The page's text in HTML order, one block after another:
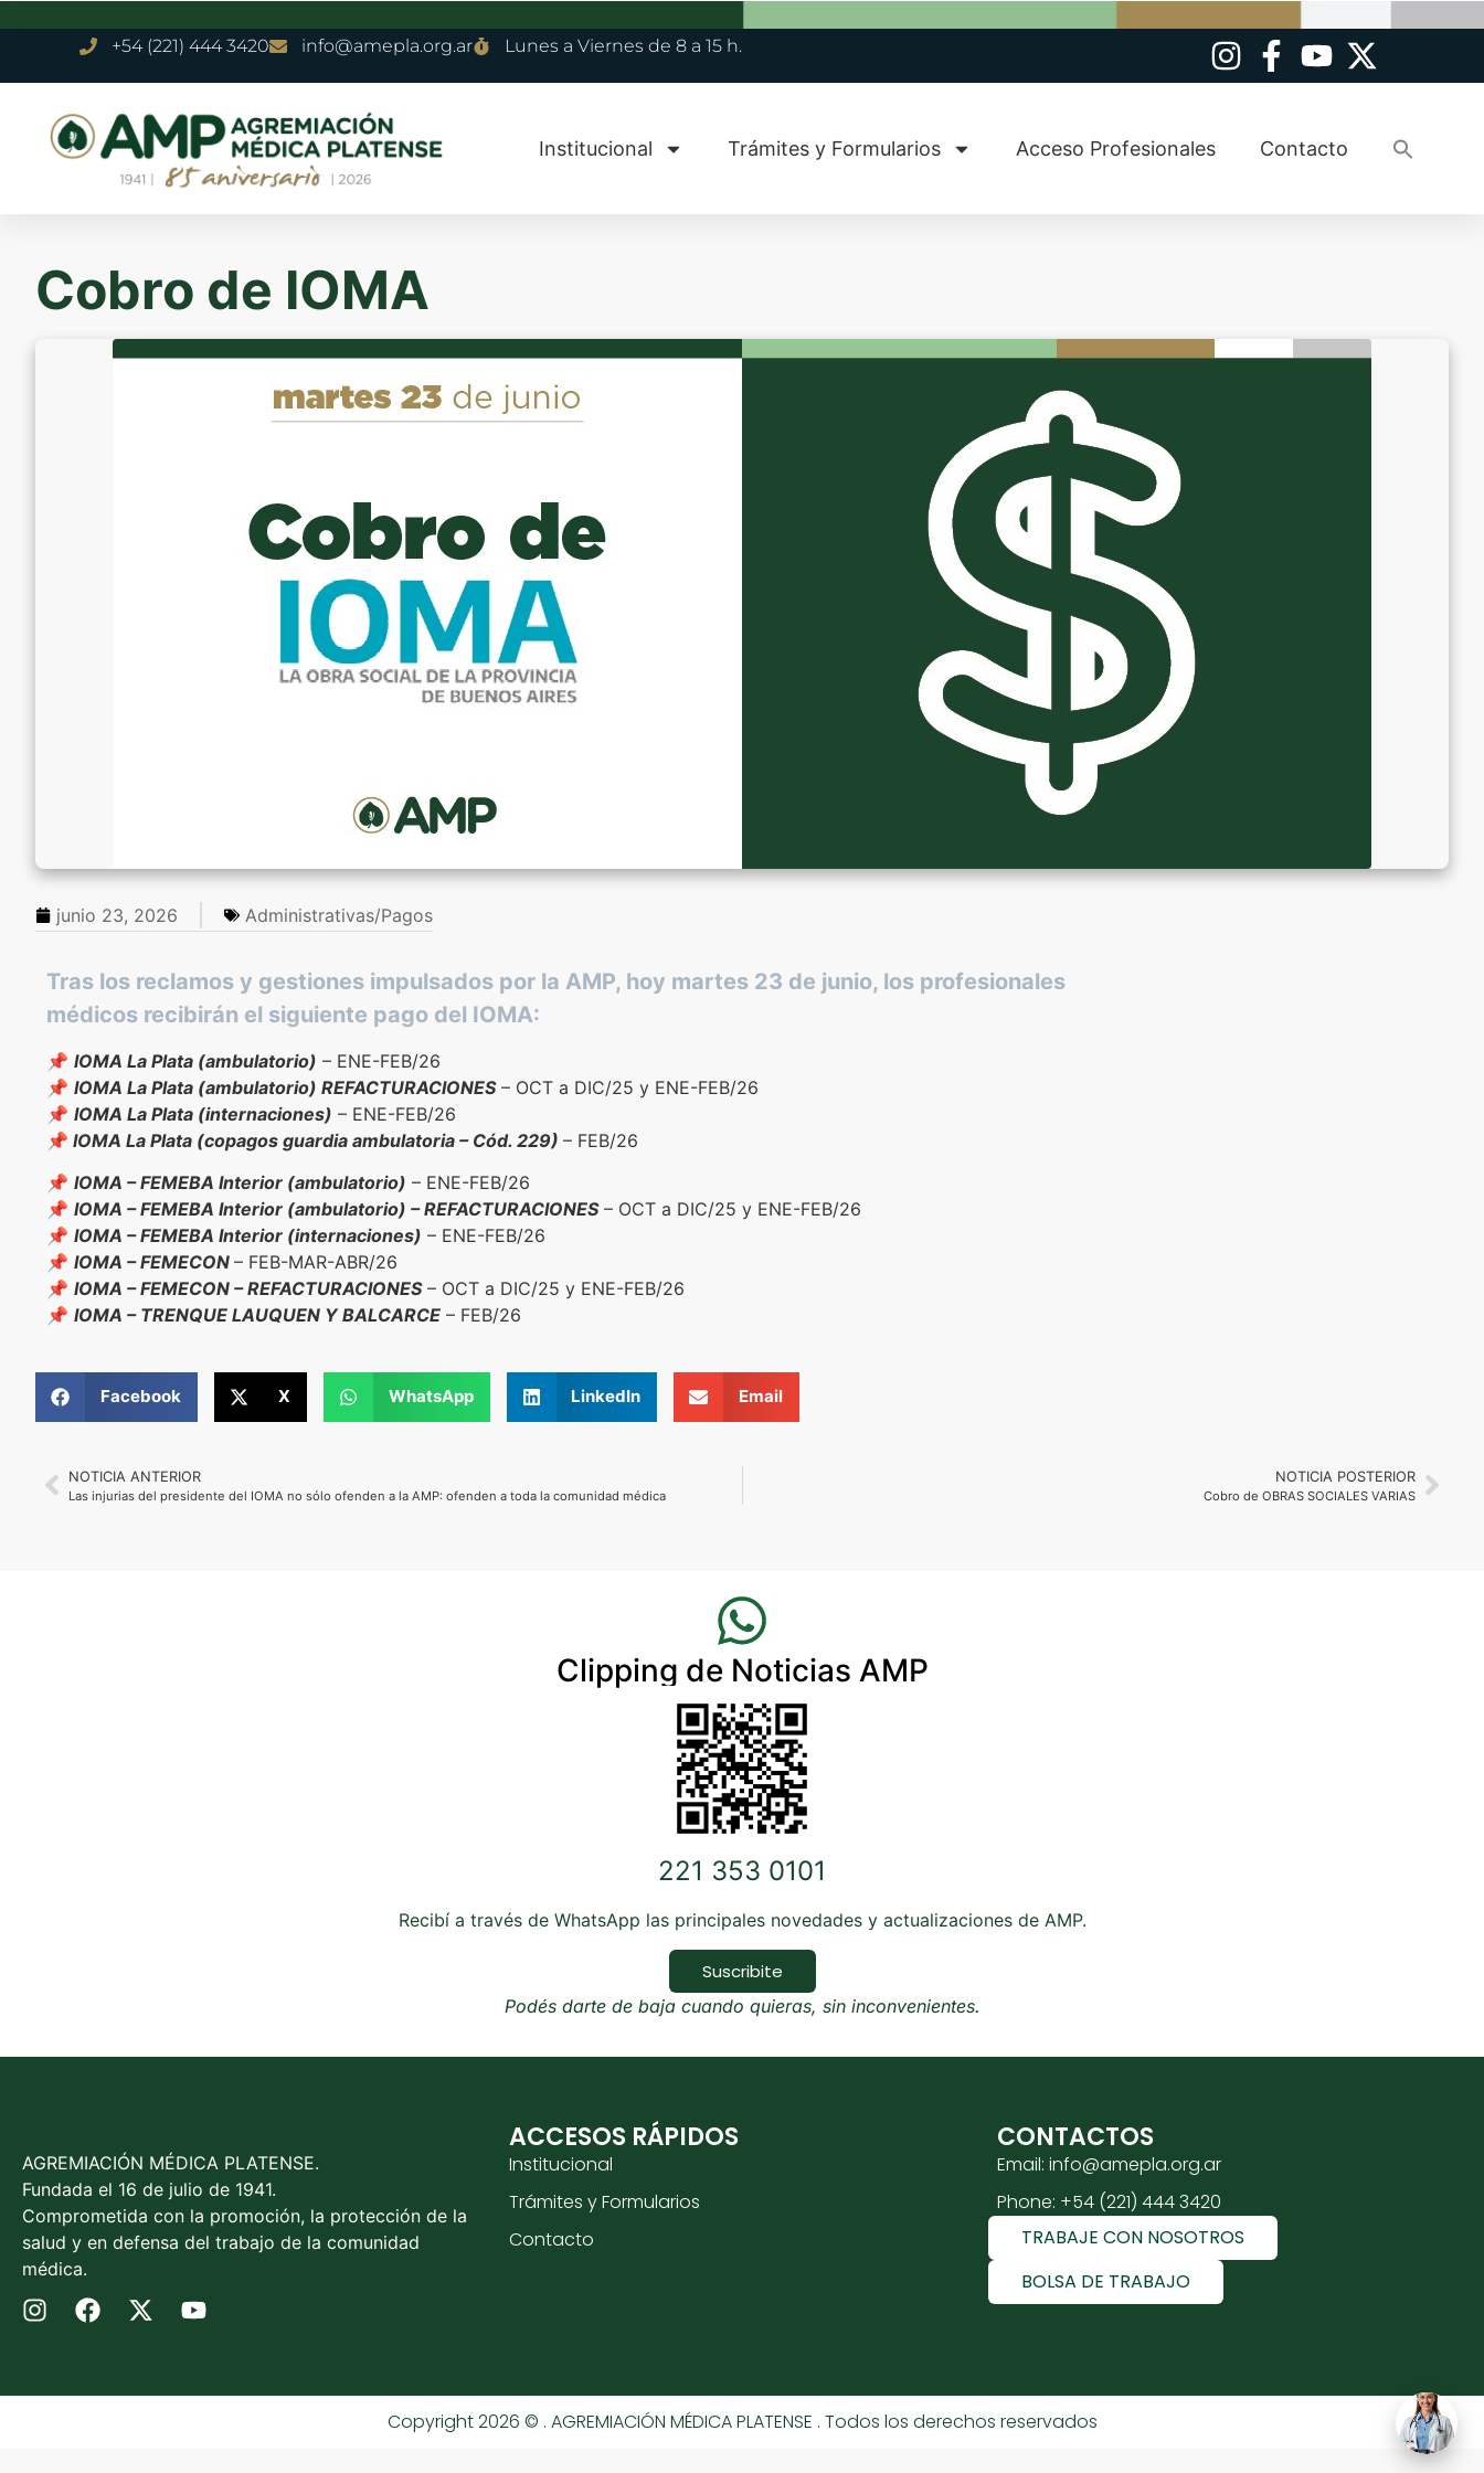
+54 (221) 444 3420 info@amepla.org.ar Lunes a Viernes de 8 a 15 h.
Institucional Trámites y Formularios Acceso Profesionales Contacto
Cobro de IOMA
junio 23, 2026 Administrativas/Pagos
Tras los reclamos y gestiones impulsados por la AMP, hoy martes 23 de junio, los profesionales
médicos recibirán el siguiente pago del IOMA:
📌 IOMA La Plata (ambulatorio) – ENE-FEB/26
📌 IOMA La Plata (ambulatorio) REFACTURACIONES– OCT a DIC/25 y ENE-FEB/26
📌 IOMA La Plata (internaciones) – ENE-FEB/26
📌 IOMA La Plata (copagos guardia ambulatoria – Cód. 229) – FEB/26
📌 IOMA – FEMEBA Interior (ambulatorio) – ENE-FEB/26
📌 IOMA – FEMEBA Interior (ambulatorio) – REFACTURACIONES– OCT a DIC/25 y ENE-FEB/26
📌 IOMA – FEMEBA Interior (internaciones) – ENE-FEB/26
📌 IOMA – FEMECON – FEB-MAR-ABR/26
📌 IOMA – FEMECON – REFACTURACIONES– OCT a DIC/25 y ENE-FEB/26
📌 IOMA – TRENQUE LAUQUEN Y BALCARCE – FEB/26
Facebook X WhatsApp LinkedIn Email
NOTICIA ANTERIOR
Las injurias del presidente del IOMA no sólo ofenden a la AMP: ofenden a toda la comunidad médica
NOTICIA POSTERIOR
Cobro de OBRAS SOCIALES VARIAS
Clipping de Noticias AMP
221 353 0101
Recibí a través de WhatsApp las principales novedades y actualizaciones de AMP.
Suscribite
Podés darte de baja cuando quieras, sin inconvenientes.
AGREMIACIÓN MÉDICA PLATENSE.
Fundada el 16 de julio de 1941.
Comprometida con la promoción, la protección de la
salud y en defensa del trabajo de la comunidad
médica.
ACCESOS RÁPIDOS
Institucional
Trámites y Formularios
Contacto
CONTACTOS
Email: info@amepla.org.ar
Phone: +54 (221) 444 3420
TRABAJE CON NOSOTROS
BOLSA DE TRABAJO
Copyright 2026 © . AGREMIACIÓN MÉDICA PLATENSE . Todos los derechos reservados